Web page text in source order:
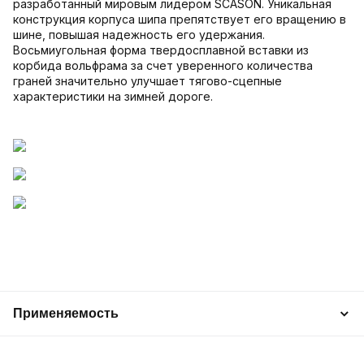
разработанный мировым лидером SCASON. Уникальная
конструкция корпуса шипа препятствует его вращению в
шине, повышая надежность его удержания.
Восьмиугольная форма твердосплавной вставки из
корбида вольфрама за счет уверенного количества
граней значительно улучшает тягово-сцепные
характеристики на зимней дороге.
Применяемость